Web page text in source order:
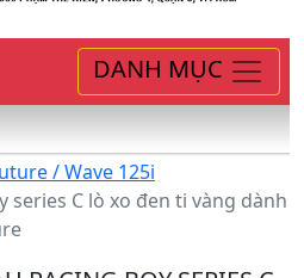
DANH MỤC
/ Wave 125i
series C lò xo đen ti vàng dành